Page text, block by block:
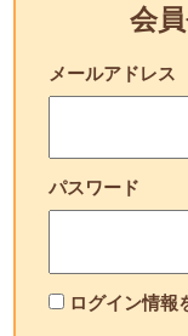
会
メールアドレス
パスワード
ログイン情報